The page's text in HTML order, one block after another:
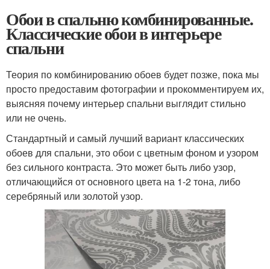
Обои в спальню комбинированные.
Классические обои в интерьере
спальни
Теория по комбинированию обоев будет позже, пока мы
просто предоставим фотографии и прокомментируем их,
выясняя почему интерьер спальни выглядит стильно
или не очень.
Стандартный и самый лучший вариант классических
обоев для спальни, это обои с цветным фоном и узором
без сильного контраста. Это может быть либо узор,
отличающийся от основного цвета на 1-2 тона, либо
серебряный или золотой узор.